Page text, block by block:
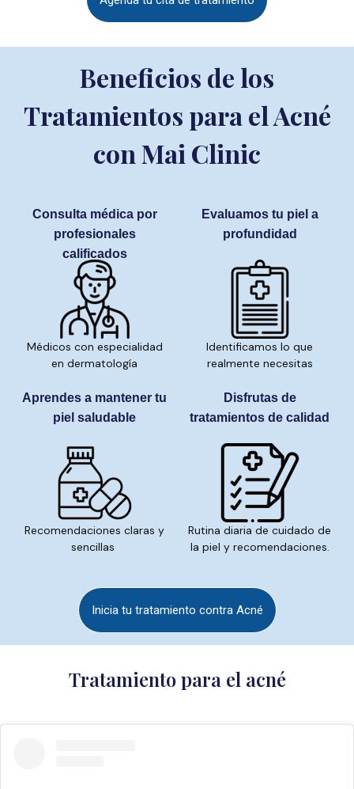
Beneficios de los
Tratamientos para el Acné
con Mai Clinic
Consulta médica por
profesionales
calificados
Médicos con especialidad
en dermatología
Evaluamos tu piel a
profundidad
Identificamos lo que
realmente necesitas
Aprendes a mantener tu
piel saludable
Recomendaciones claras y
sencillas
Disfrutas de
tratamientos de calidad
Rutina diaria de cuidado de
la piel y recomendaciones.
Inicia tu tratamiento contra Acné
Tratamiento para el acné